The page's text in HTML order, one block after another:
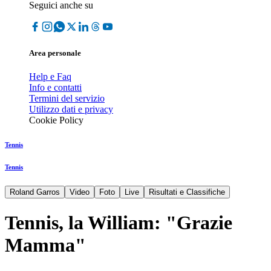
Seguici anche su
Area personale
Help e Faq
Info e contatti
Termini del servizio
Utilizzo dati e privacy
Cookie Policy
Tennis
Tennis
Roland Garros Video Foto Live Risultati e Classifiche
Tennis, la William: "Grazie
Mamma"